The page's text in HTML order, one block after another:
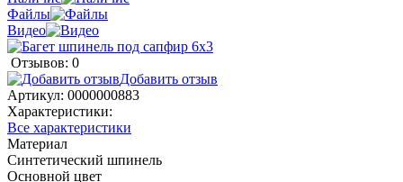
Файлы
Видео
Отзывов: 0
Добавить отзыв
Артикул: 0000000883
Характеристики:
Все характеристики
Материал
Синтетический шпинель
Основной цвет